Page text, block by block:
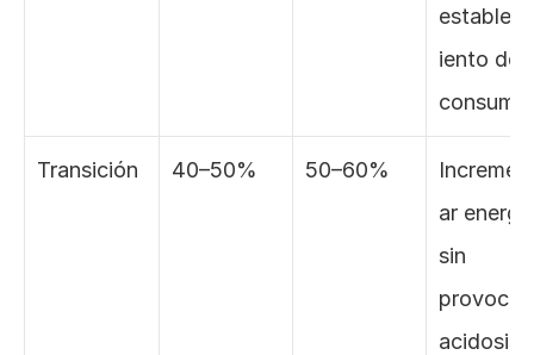
iento del
consumo.
Transición 40–50% 50–60%
ar
sin
provocar
acidosis.